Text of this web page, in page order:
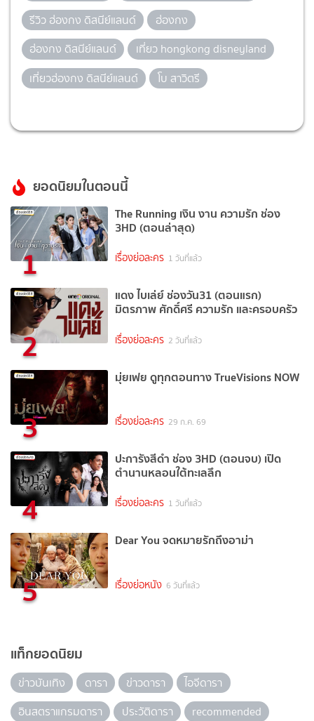
รีวิว ฮ่องกง ดิสนีย์แลนด์
ฮ่องกง
ฮ่องกง ดิสนีย์แลนด์
เที่ยว hongkong disneyland
เที่ยวฮ่องกง ดิสนีย์แลนด์
โบ สาวิตรี
ยอดนิยมในตอนนี้
1
The Running เงิน งาน ความรัก ช่อง
3HD (ตอนล่าสุด)
เรื่องย่อละคร 1 วันที่แล้ว
2
แดง ไบเล่ย์ ช่องวัน31 (ตอนแรก)
มิตรภาพ ศักดิ์ศรี ความรัก และครอบครัว
เรื่องย่อละคร 2 วันที่แล้ว
3
มุ่ยเฟย ดูทุกตอนทาง TrueVisions NOW
เรื่องย่อละคร 29 ก.ค. 69
4
ปะการังสีดำ ช่อง 3HD (ตอนจบ) เปิด
ตำนานหลอนใต้ทะเลลึก
เรื่องย่อละคร 1 วันที่แล้ว
5
Dear You จดหมายรักถึงอาม่า
เรื่องย่อหนัง 6 วันที่แล้ว
แท็กยอดนิยม
ข่าวบันเทิง ดารา ข่าวดารา
ไอจีดารา
อินสตราแกรมดารา
ประวัติดารา
recommended